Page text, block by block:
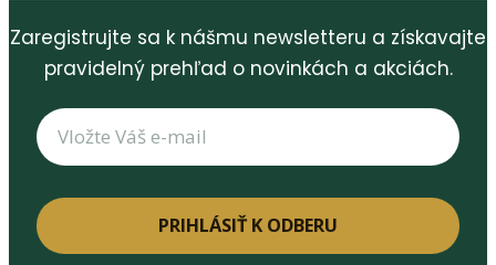
Zaregistrujte sa k nášmu newsletteru a získavajte
pravidelný prehľad o novinkách a akciách.
PRIHLÁSIŤ K ODBERU